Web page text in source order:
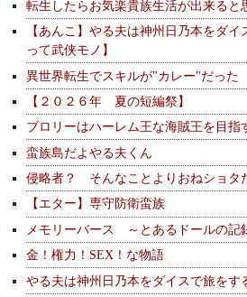
転生したらお気楽貴族生活が出来ると
【あんこ】やる夫は神州日乃本をダ
って武侠モノ】
異世界転生でスキルが"カレー"だった
【２０２６年 夏の短編祭】
ブロリーはハーレム王な海賊王を目指
蛮族島だよやる夫くん
侵略者？ そんなことよりおねショタ
【エター】専守防衛蛮族
メモリーバース ～とあるドールの記
金！権力！SEX！な物語
やる夫は神州日乃本をダイスで旅をす